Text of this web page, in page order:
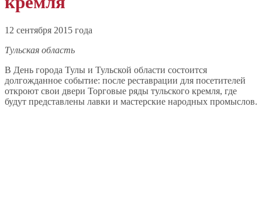
12 сентября 2015 года
Тульская область
В День города Тулы и Тульской области состоится
долгожданное событие: после реставрации для посетителей
откроют свои двери Торговые ряды тульского кремля, где
будут представлены лавки и мастерские народных промыслов.